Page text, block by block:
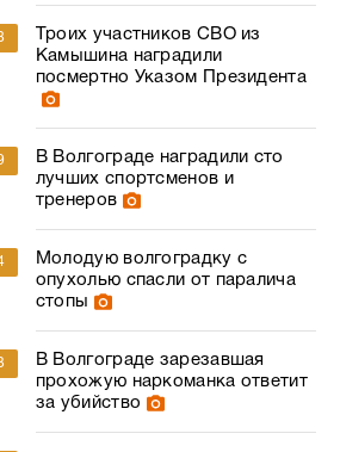
Троих участников СВО из
Камышина наградили
посмертно Указом Президента
В Волгограде наградили сто
лучших спортсменов и
тренеров
Молодую волгоградку с
опухолью спасли от паралича
стопы
В Волгограде зарезавшая
прохожую наркоманка ответит
за убийство